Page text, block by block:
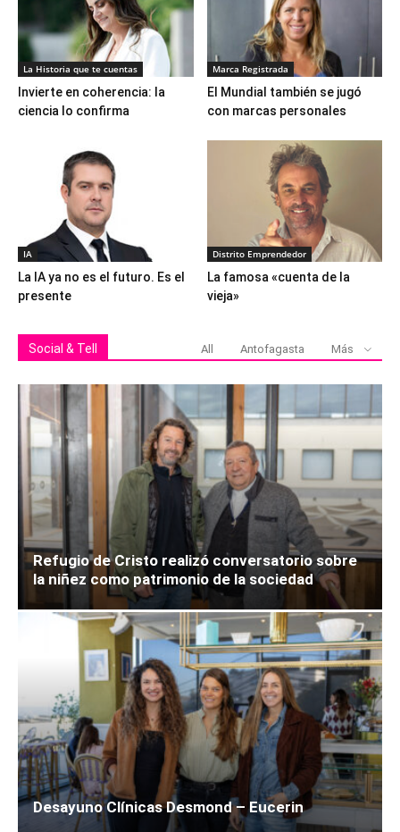
La Historia que te cuentas
Invierte en coherencia: la
ciencia lo confirma
Marca Registrada
El Mundial también se jugó
con marcas personales
IA
La IA ya no es el futuro. Es el
presente
Distrito Emprendedor
La famosa «cuenta de la
vieja»
Social & Tell All Antofagasta Más
Refugio de Cristo realizó conversatorio sobre
la niñez como patrimonio de la sociedad
Desayuno Clínicas Desmond – Eucerin